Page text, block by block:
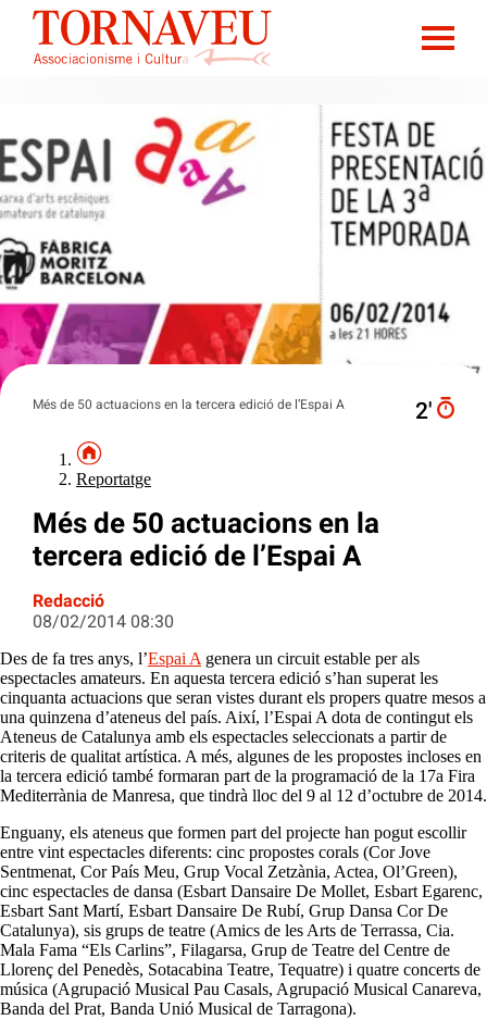
Més de 50 actuacions en la tercera edició de l’Espai A 2′
Reportatge
Més de 50 actuacions en la
tercera edició de l’Espai A
Redacció
08/02/2014 08:30
Des de fa tres anys, l’Espai Agenera un circuit estable per als
espectacles amateurs. En aquesta tercera edició s’han superat les
cinquanta actuacions que seran vistes durant els propers quatre mesos a
una quinzena d’ateneus del país. Així, l’Espai A dota de contingut els
Ateneus de Catalunya amb els espectacles seleccionats a partir de
criteris de qualitat artística. A més, algunes de les propostes incloses en
la tercera edició també formaran part de la programació de la 17a Fira
Mediterrània de Manresa, que tindrà lloc del 9 al 12 d’octubre de 2014.
Enguany, els ateneus que formen part del projecte han pogut escollir
entre vint espectacles diferents: cinc propostes corals (Cor Jove
Sentmenat, Cor País Meu, Grup Vocal Zetzània, Actea, Ol’Green),
cinc espectacles de dansa (Esbart Dansaire De Mollet, Esbart Egarenc,
Esbart Sant Martí, Esbart Dansaire De Rubí, Grup Dansa Cor De
Catalunya), sis grups de teatre (Amics de les Arts de Terrassa, Cia.
Mala Fama “Els Carlins”, Filagarsa, Grup de Teatre del Centre de
Llorenç del Penedès, Sotacabina Teatre, Tequatre) i quatre concerts de
música (Agrupació Musical Pau Casals, Agrupació Musical Canareva,
Banda del Prat, Banda Unió Musical de Tarragona).